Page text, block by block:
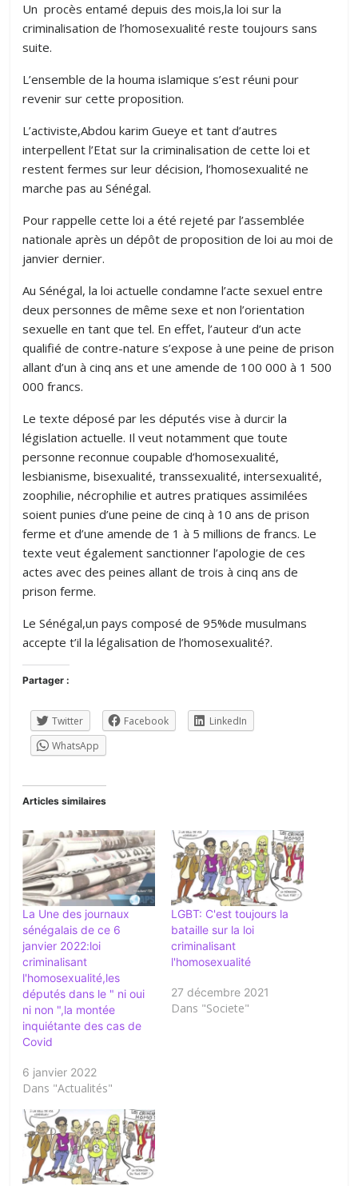
Un procès entamé depuis des mois,la loi sur la
criminalisation de l’homosexualité reste toujours sans
suite.
L’ensemble de la houma islamique s’est réuni pour
revenir sur cette proposition.
L’activiste,Abdou karim Gueye et tant d’autres
interpellent l’Etat sur la criminalisation de cette loi et
restent fermes sur leur décision, l’homosexualité ne
marche pas au Sénégal.
Pour rappelle cette loi a été rejeté par l’assemblée
nationale après un dépôt de proposition de loi au moi de
janvier dernier.
Au Sénégal, la loi actuelle condamne l’acte sexuel entre
deux personnes de même sexe et non l’orientation
sexuelle en tant que tel. En effet, l’auteur d’un acte
qualifié de contre-nature s’expose à une peine de prison
allant d’un à cinq ans et une amende de 100 000 à 1 500
000 francs.
Le texte déposé par les députés vise à durcir la
législation actuelle. Il veut notamment que toute
personne reconnue coupable d’homosexualité,
lesbianisme, bisexualité, transsexualité, intersexualité,
zoophilie, nécrophilie et autres pratiques assimilées
soient punies d’une peine de cinq à 10 ans de prison
ferme et d’une amende de 1 à 5 millions de francs. Le
texte veut également sanctionner l’apologie de ces
actes avec des peines allant de trois à cinq ans de
prison ferme.
Le Sénégal,un pays composé de 95%de musulmans
accepte t’il la légalisation de l’homosexualité?.
Partager :
Twitter Facebook
LinkedIn
WhatsApp
Articles similaires
La Une des journaux
sénégalais de ce 6
janvier 2022:loi
criminalisant
l'homosexualité,les
députés dans le " ni oui
ni non ",la montée
inquiétante des cas de
Covid
6 janvier 2022
Dans "Actualités"
LGBT: C'est toujours la
bataille sur la loi
criminalisant
l'homosexualité
27 décembre 2021
Dans "Societe"